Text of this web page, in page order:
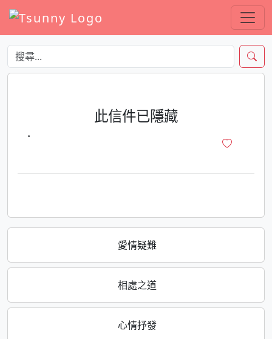
愛情疑難
相處之道
心情抒發
此信件已隱藏
·